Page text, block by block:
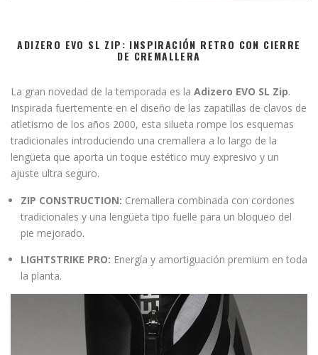
ADIZERO EVO SL ZIP: INSPIRACIÓN RETRO CON CIERRE
DE CREMALLERA
La gran novedad de la temporada es la Adizero EVO SL Zip.
Inspirada fuertemente en el diseño de las zapatillas de clavos de
atletismo de los años 2000, esta silueta rompe los esquemas
tradicionales introduciendo una cremallera a lo largo de la
lengüeta que aporta un toque estético muy expresivo y un
ajuste ultra seguro.
ZIP CONSTRUCTION: Cremallera combinada con cordones
tradicionales y una lengüeta tipo fuelle para un bloqueo del
pie mejorado.
LIGHTSTRIKE PRO: Energía y amortiguación premium en toda
la planta.